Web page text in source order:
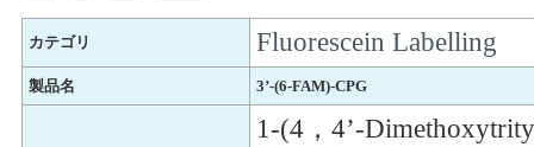
カテゴリ Fluorescein Labelling
製品名 3’-(6-FAM)-CPG
1-(4，4’-